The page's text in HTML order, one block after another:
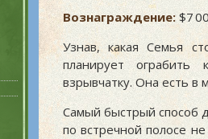
Вознаграждение:$7
Узнав, какая Семья
планирует
взрывчатку. Она есть в
Самый быстрый способ
по встречной полосе